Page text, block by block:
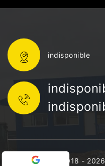
indisponible
©2018 -